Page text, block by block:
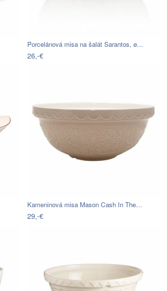
Porcelánová misa na šalát Sarantos, ø…
26,-€
Kameninová misa Mason Cash In The…
29,-€